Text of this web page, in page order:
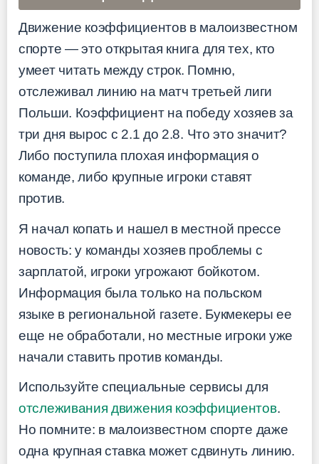
Движение коэффициентов в малоизвестном
спорте — это открытая книга для тех, кто
умеет читать между строк. Помню,
отслеживал линию на матч третьей лиги
Польши. Коэффициент на победу хозяев за
три дня вырос с 2.1 до 2.8. Что это значит?
Либо поступила плохая информация о
команде, либо крупные игроки ставят
против.
Я начал копать и нашел в местной прессе
новость: у команды хозяев проблемы с
зарплатой, игроки угрожают бойкотом.
Информация была только на польском
языке в региональной газете. Букмекеры ее
еще не обработали, но местные игроки уже
начали ставить против команды.
Используйте специальные сервисы для
отслеживания движения коэффициентов.
Но помните: в малоизвестном спорте даже
одна крупная ставка может сдвинуть линию.